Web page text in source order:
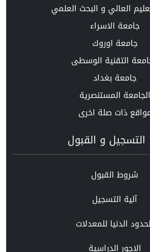
العالي و البحث العلمي
جامعة الاسراء
جامعة اوروك
التقنية الوسطى
جامعة بغداد
الجامعة المستنصرية
ذات صلة اخرى
التسجيل و القبول
شروط القبول
آلية التسجيل
الدنيا للمعدلات
الاجور الدراسية